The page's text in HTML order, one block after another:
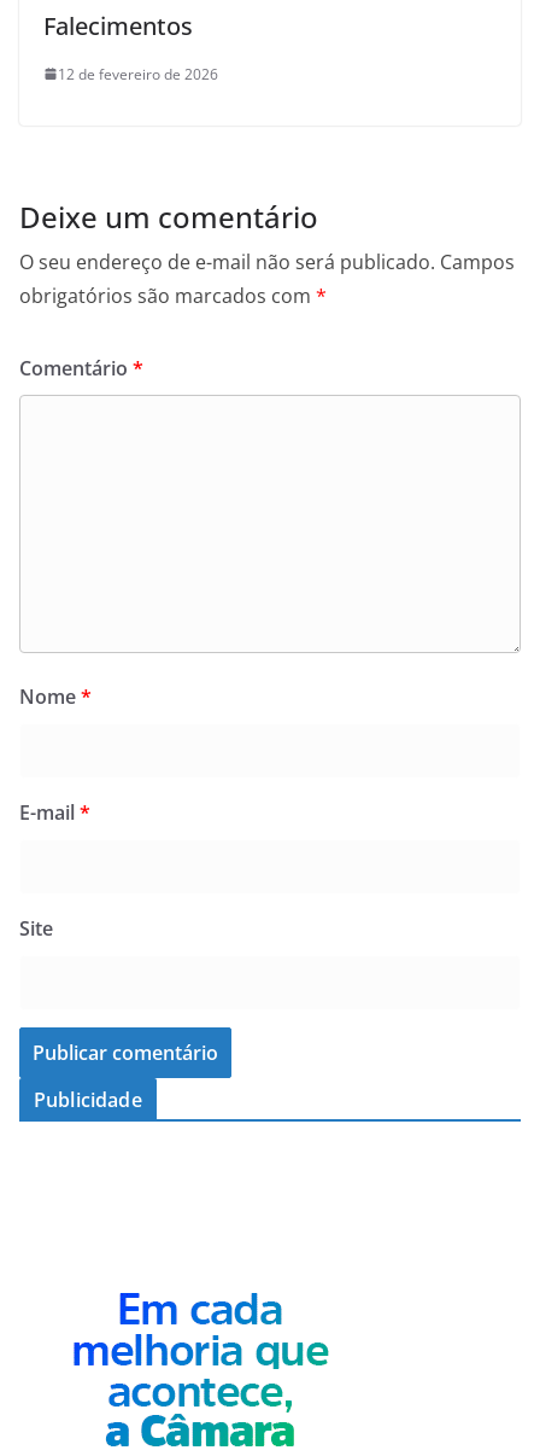
Falecimentos
12 de fevereiro de 2026
Deixe um comentário
O seu endereço de e-mail não será publicado. Campos
obrigatórios são marcados com *
Comentário *
Nome*
E-mail*
Site
Publicidade